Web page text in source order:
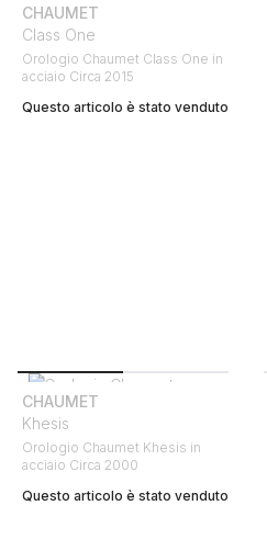
CHAUMET
Class One
Orologio Chaumet Class One in
acciaio Circa 2015
Questo articolo è stato venduto
CHAUMET
Khesis
Orologio Chaumet Khesis in
acciaio Circa 2000
Questo articolo è stato venduto